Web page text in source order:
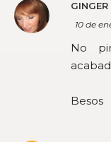
GINGER
10 de
No
Besos